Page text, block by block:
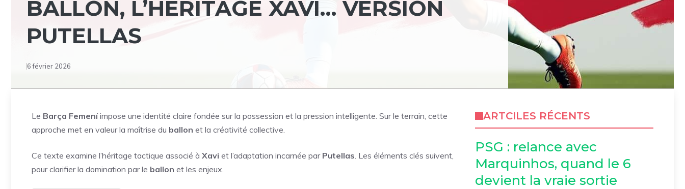
BALLON, L’HÉRITAGE XAVI… VERSION
PUTELLAS
6 février 2026
Le Barça Femeníimpose une identité claire fondée sur la possession et la pression intelligente. Sur le terrain, cette
approche met en valeur la maîtrise du ballon et la créativité collective.
Ce texte examine l’héritage tactique associé à Xavi et l’adaptation incarnée par Putellas. Les éléments clés suivent,
pour clarifier la domination par le ballon et les enjeux.
ARTCILES RÉCENTS
PSG : relance avec
Marquinhos, quand le 6
devient la vraie sortie